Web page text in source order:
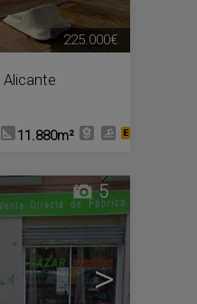
Alicante
11.880m²
225.000€
>
5